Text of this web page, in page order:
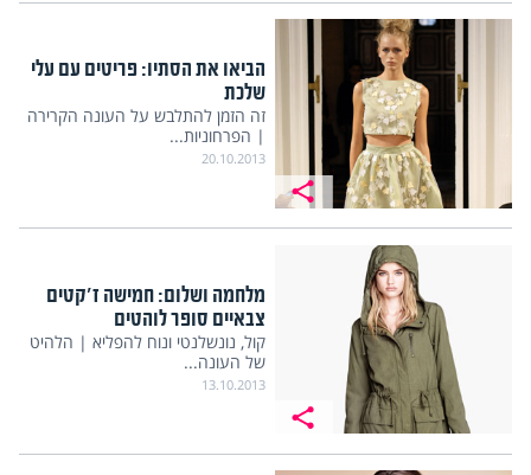
הביאו את הסתיו: פריטים עם עלי
שלכת
זה הזמן להתלבש על העונה הקרירה
| הפרחוניות...
20.10.2013
מלחמה ושלום: חמישה ז'קטים
צבאיים סופר לוהטים
קול, נונשלנטי ונוח להפליא | הלהיט
של העונה...
13.10.2013